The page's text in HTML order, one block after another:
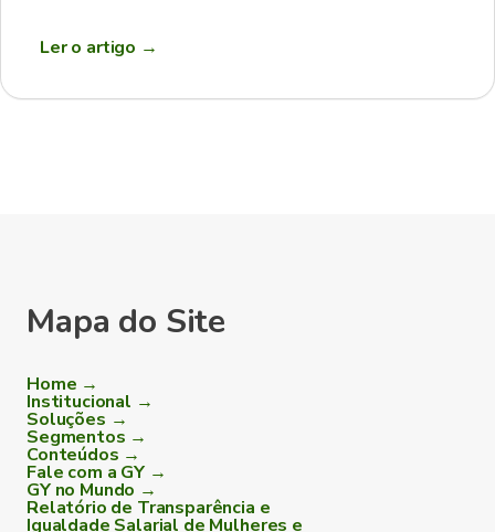
Ler o artigo →
Mapa do Site
Home →
Institucional →
Soluções →
Segmentos →
Conteúdos →
Fale com a GY →
GY no Mundo →
Relatório de Transparência e
Igualdade Salarial de Mulheres e